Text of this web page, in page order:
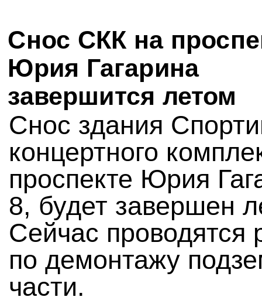
Снос СКК на
Юрия Гагарина
завершится летом
Снос здания
концертного
проспекте Юрия
8, будет завершен
Сейчас проводятся
по демонтажу
части.